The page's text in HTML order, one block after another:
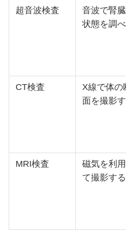
超音波検査
音波で腎
状態を調
CT検査
X線で体の
面を撮影
MRI検査
磁気を利
て撮影する